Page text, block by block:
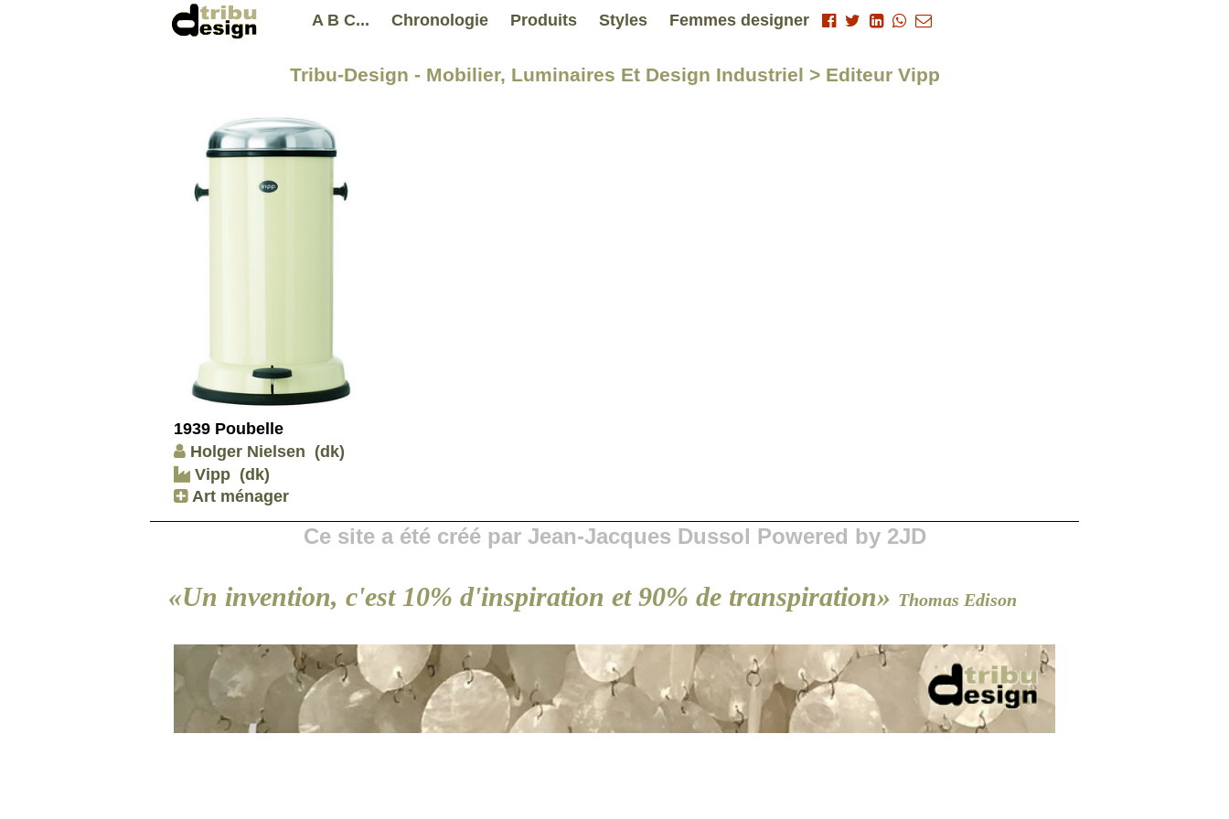
A B C... Chronologie Produits Styles Femmes designer
Tribu-Design - Mobilier, Luminaires Et Design Industriel > Editeur Vipp
1939 Poubelle
Holger Nielsen (dk)
Vipp (dk)
Art ménager
Ce site a été créé par Jean-Jacques Dussol Powered by 2JD
«Un invention, c'est 10% d'inspiration et 90% de transpiration» Thomas Edison